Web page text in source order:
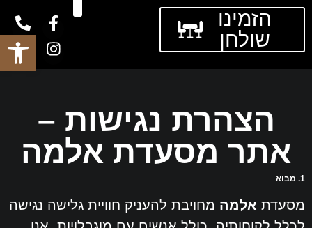
הזמינו
שולחן
הצהרת נגישות –
אתר מסעדת אלמה
1. מבוא
מסעדת אלמה מחויבת להעניק חוויית גלישה נגישה
פתח סרגל נגישות